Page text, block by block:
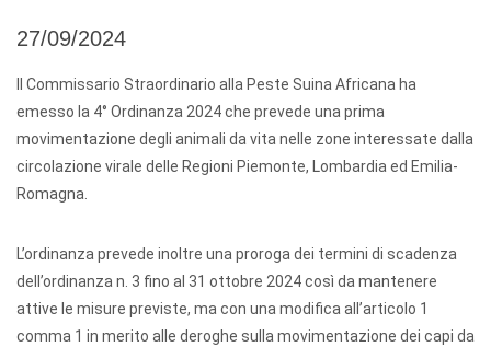
27/09/2024
Il Commissario Straordinario alla Peste Suina Africana ha
emesso la 4° Ordinanza 2024 che prevede una prima
movimentazione degli animali da vita nelle zone interessate dalla
circolazione virale delle Regioni Piemonte, Lombardia ed Emilia-
Romagna.
L’ordinanza prevede inoltre una proroga dei termini di scadenza
dell’ordinanza n. 3 fino al 31 ottobre 2024 così da mantenere
attive le misure previste, ma con una modifica all’articolo 1
comma 1 in merito alle deroghe sulla movimentazione dei capi da